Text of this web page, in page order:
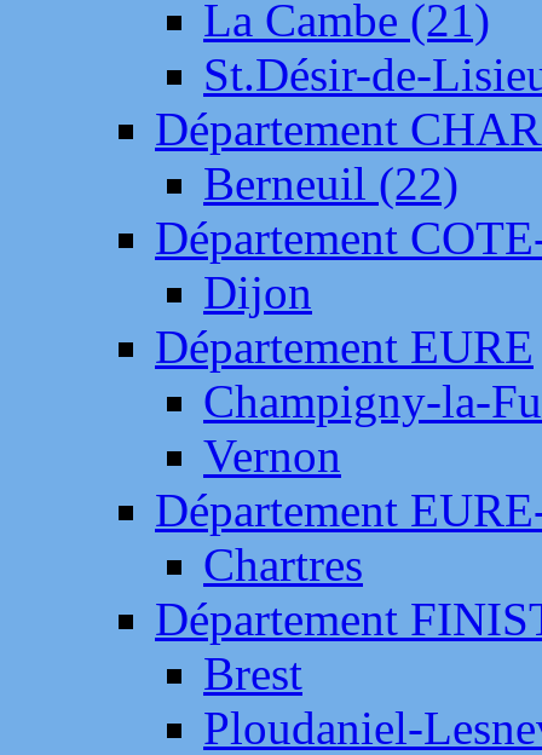
La Cambe (21)
St.Désir-de-
Département
Berneuil (22)
Département
Dijon
Département EURE
Champigny-la-
Vernon
Département
Chartres
Département
Brest
Ploudaniel-